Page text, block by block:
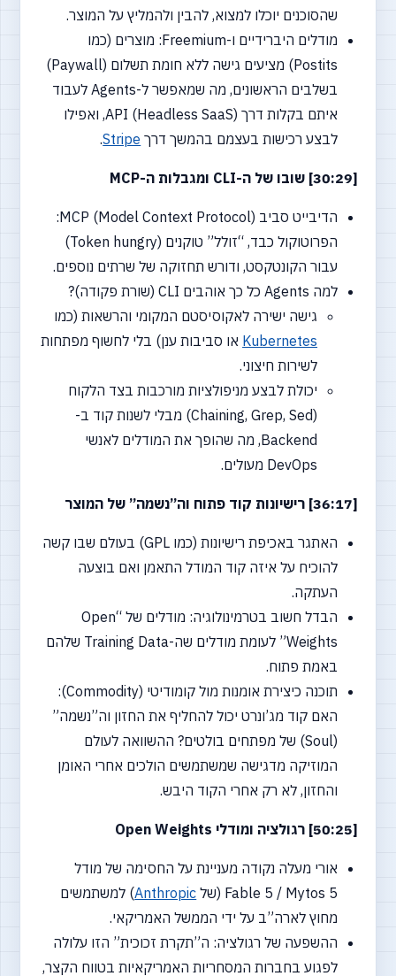
שהסוכנים יוכלו למצוא, להבין ולהמליץ על המוצר.
מודלים היברידיים ו-Freemium: מוצרים (כמו
Postits) מציעים גישה ללא חומת תשלום (Paywall)
בשלבים הראשונים, מה שמאפשר ל-Agents לעבוד
איתם בקלות דרך API (Headless SaaS), ואפילו
לבצע רכישות בעצמם בהמשך דרך Stripe
.
[30:29] שובו של ה-CLI ומגבלות ה-MCP
הדיבייט סביב MCP (Model Context Protocol):
הפרוטוקול כבד, “זולל” טוקנים (Token hungry)
עבור הקונטקסט, ודורש תחזוקה של שרתים נוספים.
למה Agents כל כך אוהבים CLI (שורת פקודה)?
גישה ישירה לאקוסיסטם המקומי והרשאות (כמו
Kubernetes או סביבות ענן) בלי לחשוף מפתחות
לשירות חיצוני.
יכולת לבצע מניפולציות מורכבות בצד הלקוח
(Chaining, Grep, Sed) מבלי לשנות קוד ב-
Backend, מה שהופך את המודלים לאנשי
DevOps מעולים.
[36:17] רישיונות קוד פתוח וה”נשמה” של המוצר
האתגר באכיפת רישיונות (כמו GPL) בעולם שבו קשה
להוכיח על איזה קוד המודל התאמן ואם בוצעה
העתקה.
הבדל חשוב בטרמינולוגיה: מודלים של “Open
Weights” לעומת מודלים שה-Training Data שלהם
באמת פתוח.
תוכנה כיצירת אומנות מול קומודיטי (Commodity):
האם קוד מג’ונרט יכול להחליף את החזון וה”נשמה”
(Soul) של מפתחים בולטים? ההשוואה לעולם
המוזיקה מדגישה שמשתמשים הולכים אחרי האומן
והחזון, לא רק אחרי הקוד היבש.
[50:25] רגולציה ומודלי Open Weights
אורי מעלה נקודה מעניינת על החסימה של מודל
Fable 5 / Mytos 5 (של
Anthropic) למשתמשים
מחוץ לארה”ב על ידי הממשל האמריקאי.
ההשפעה של רגולציה: ה”תקרת זכוכית” הזו עלולה
לפגוע בחברות המסחריות האמריקאיות בטווח הקצר,